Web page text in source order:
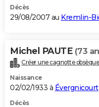
Décès
29/08/2007 au Kremlin-
Michel PAUTE (73
Créer une cagnotte
Naissance
02/02/1933 à Évergnicourt
Décès